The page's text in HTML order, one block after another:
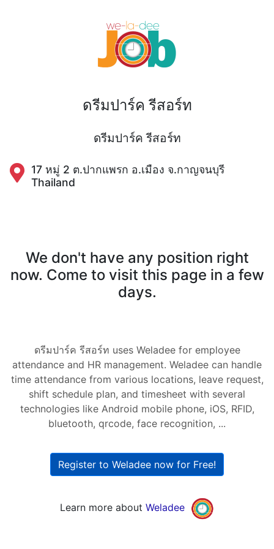
ดรีมปาร์ค รีสอร์ท
ดรีมปาร์ค รีสอร์ท
17 หมู่ 2 ต.ปากแพรก อ.เมือง จ.กาญจนบุรี
Thailand
We don't have any position right
now. Come to visit this page in a few
days.
ดรีมปาร์ค รีสอร์ท uses Weladee for employee
attendance and HR management. Weladee can handle
time attendance from various locations, leave request,
shift schedule plan, and timesheet with several
technologies like Android mobile phone, iOS, RFID,
bluetooth, qrcode, face recognition, ...
Register to Weladee now for Free!
Learn more about Weladee